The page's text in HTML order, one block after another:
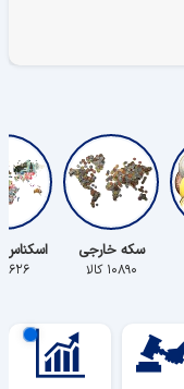
سکه خارجی
۱۰۸۹۰ کالا ۵۶۲۶ کالا